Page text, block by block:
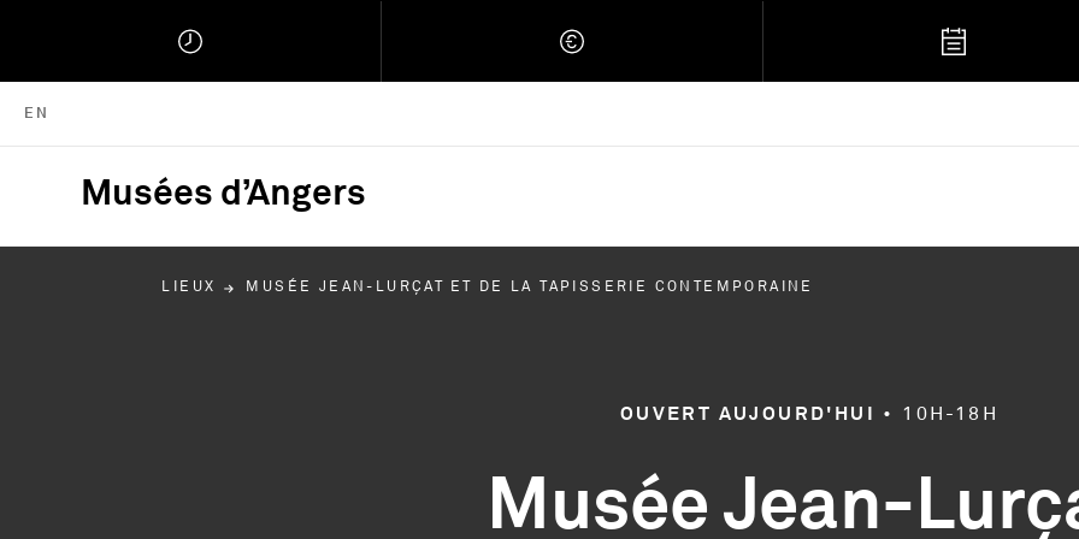
EN
Musées d’Angers
LIEUX MUSÉE JEAN-LURÇAT ET DE LA TAPISSERIE CONTEMPORAINE
OUVERT AUJOURD'HUI • 10H-18H
Musée Jean-